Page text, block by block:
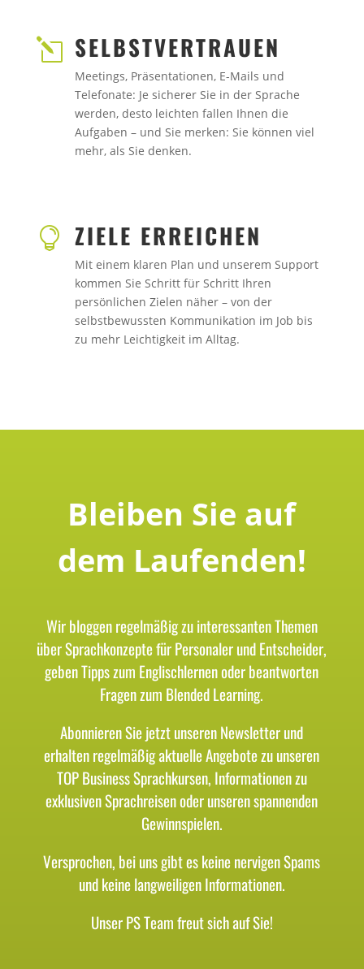
l SELBSTVERTRAUEN
Meetings, Präsentationen, E-Mails und
Telefonate: Je sicherer Sie in der Sprache
werden, desto leichten fallen Ihnen die
Aufgaben – und Sie merken: Sie können viel
mehr, als Sie denken.
 ZIELE ERREICHEN
Mit einem klaren Plan und unserem Support
kommen Sie Schritt für Schritt Ihren
persönlichen Zielen näher – von der
selbstbewussten Kommunikation im Job bis
zu mehr Leichtigkeit im Alltag.
Bleiben Sie auf
dem Laufenden!
Wir bloggen regelmäßig zu interessanten Themen
über Sprachkonzepte für Personaler und Entscheider,
geben Tipps zum Englischlernen oder beantworten
Fragen zum Blended Learning.
Abonnieren Sie jetzt unseren Newsletter und
erhalten regelmäßig aktuelle Angebote zu unseren
TOP Business Sprachkursen, Informationen zu
exklusiven Sprachreisen oder unseren spannenden
Gewinnspielen.
Versprochen, bei uns gibt es keine nervigen Spams
und keine langweiligen Informationen.
Unser PS Team freut sich auf Sie!